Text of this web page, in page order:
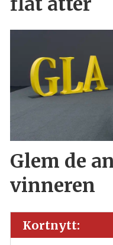
Glem de
vinneren
Kortnytt: